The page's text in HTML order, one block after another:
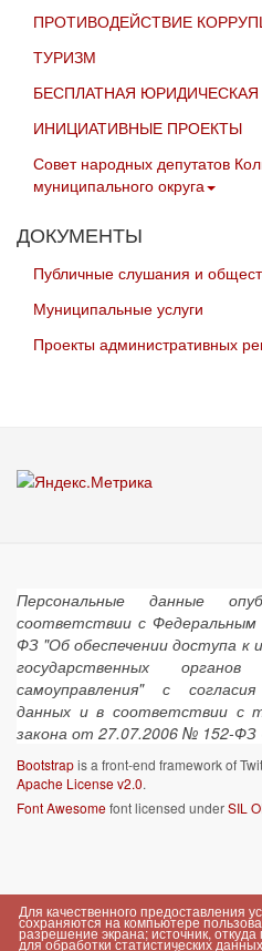
ПРОТИВОДЕЙСТВИЕ
ТУРИЗМ
БЕСПЛАТНАЯ
ИНИЦИАТИВНЫЕ ПРОЕКТЫ
Совет народных депутатов
муниципального округа
ДОКУМЕНТЫ
Публичные слушания и
Муниципальные услуги
Проекты административных
Персональные данные
соответствии с
ФЗ "Об обеспечении доступа к
государственных
самоуправления" с
данных и в соответствии с
закона от 27.07.2006 № 152-ФЗ
Bootstrapis a front-end framework of
Apache License v2.0.
Font Awesomefont licensed underSIL
Для качественного предоставления
сохраняются на компьютере
разрешение экрана; источник,
для обработки статистических